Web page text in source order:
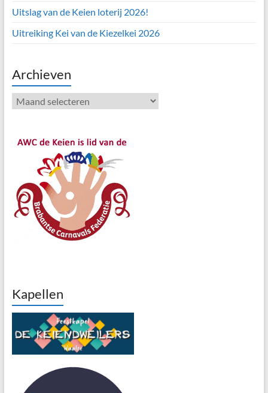
Uitslag van de Keien loterij 2026!
Uitreiking Kei van de Kiezelkei 2026
Archieven
Archieven
Kapellen